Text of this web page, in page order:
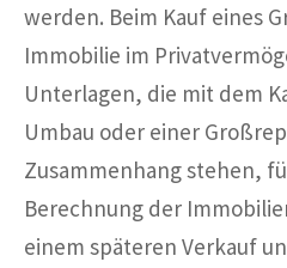
werden. Beim Kauf eines
Immobilie im
Unterlagen, die mit dem
Umbau oder einer
Zusammenhang stehen,
Berechnung der
einem späteren Verkauf